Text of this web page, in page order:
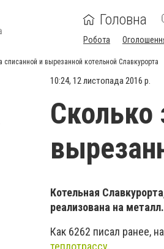
Головна
Робота
списанной и вырезанной котельной Славкурорта
10:24, 12 листопада 2016 р.
Сколько
Котельная
реализована на металл.
Как 6262 писал ранее,
теплотрассу.